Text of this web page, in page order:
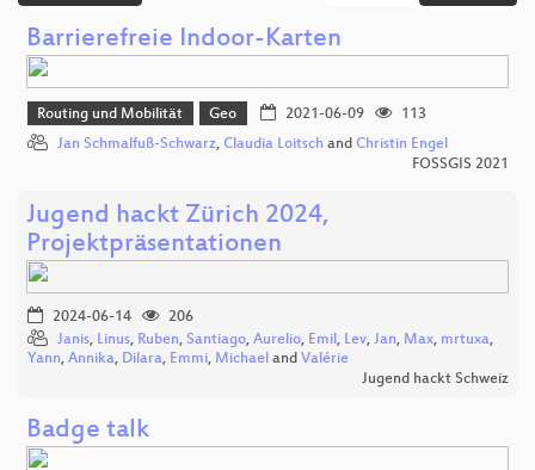
Barrierefreie Indoor-Karten
Routing und Mobilität Geo 2021-06-09
113
Jan Schmalfuß-Schwarz, Claudia Loitsch and Christin Engel
FOSSGIS 2021
Jugend hackt Zürich 2024,
Projektpräsentationen
2024-06-14
206
Janis, Linus, Ruben, Santiago, Aurelio, Emil , Lev, Jan, Max, mrtuxa,
Yann, Annika, Dilara, Emmi, Michael and Valérie
Jugend hackt Schweiz
Badge talk